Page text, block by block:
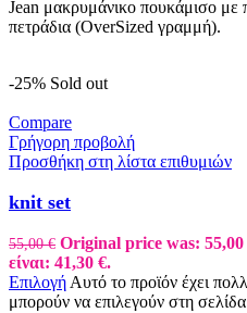
Jean μακρυμάνικο πουκάμισο με
πετράδια (OverSized γραμμή).
-25% Sold out
Compare
Γρήγορη προβολή
Προσθήκη στη λίστα επιθυμιών
knit set
55,00€ Original price was: 55,00
είναι: 41,30 €.
Επιλογή Αυτό το προϊόν έχει
μπορούν να επιλεγούν στη